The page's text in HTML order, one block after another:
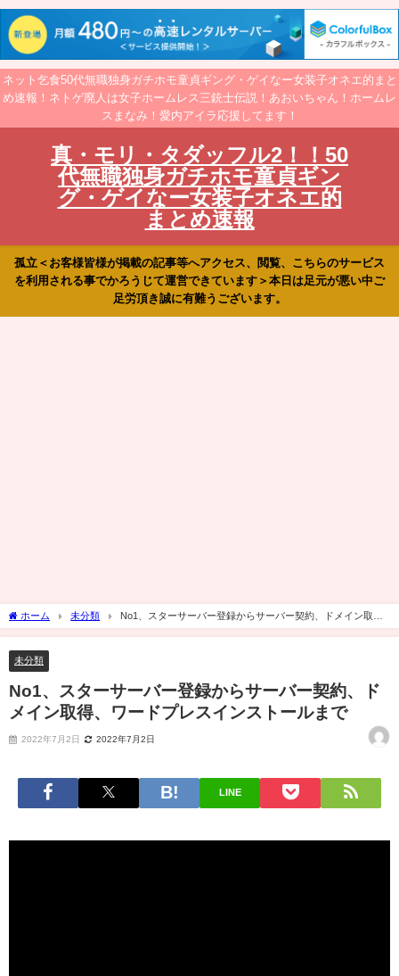
ネット乞食50代無職独身ガチホモ童貞ギング・ゲイなー女装子オネエ的まと
め速報！ネトゲ廃人は女子ホームレス三銃士伝説！あおいちゃん！ホームレ
スまなみ！愛内アイラ応援してます！
真・モリ・タダッフル2！！50
代無職独身ガチホモ童貞ギン
グ・ゲイなー女装子オネエ的
まとめ速報
孤立＜お客様皆様が掲載の記事等へアクセス、閲覧、こちらのサービス
を利用される事でかろうじて運営できています＞本日は足元が悪い中ご
足労頂き誠に有難うございます。
ホーム 未分類
No1、スターサーバー登録からサーバー契約、ドメイン取
得、ワードプレスインストールまで
未分類
No1、スターサーバー登録からサーバー契約、ド
メイン取得、ワードプレスインストールまで
2022年7月2日 2022年7月2日
LINE